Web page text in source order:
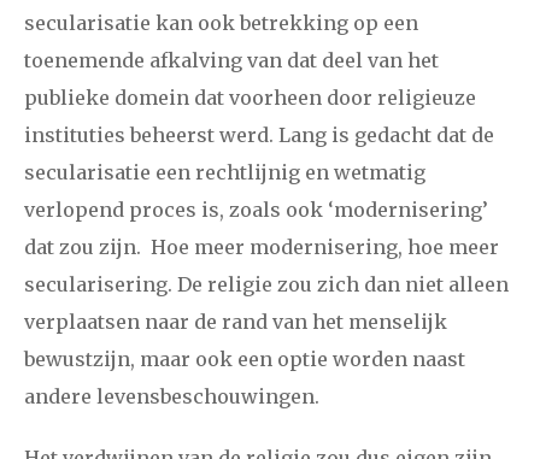
secularisatie kan ook betrekking op een
toenemende afkalving van dat deel van het
publieke domein dat voorheen door religieuze
instituties beheerst werd. Lang is gedacht dat de
secularisatie een rechtlijnig en wetmatig
verlopend proces is, zoals ook ‘modernisering’
dat zou zijn. Hoe meer modernisering, hoe meer
secularisering. De religie zou zich dan niet alleen
verplaatsen naar de rand van het menselijk
bewustzijn, maar ook een optie worden naast
andere levensbeschouwingen.